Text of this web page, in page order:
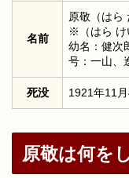
名前
原敬（はら
※（はら け
幼名：健
号：一山、
死没 1921年11月
原敬は何を